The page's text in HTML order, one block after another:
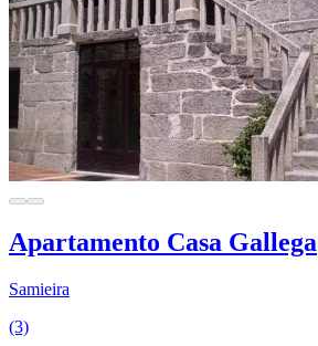
Apartamento Casa Gallega
Samieira
(3)